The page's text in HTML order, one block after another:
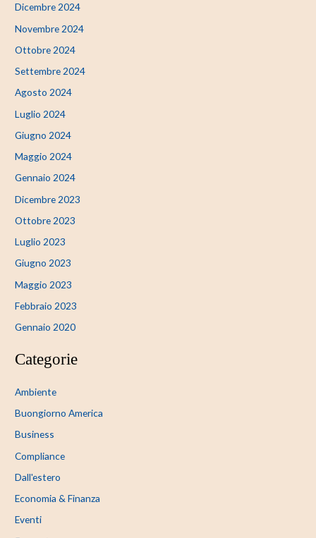
Dicembre 2024
Novembre 2024
Ottobre 2024
Settembre 2024
Agosto 2024
Luglio 2024
Giugno 2024
Maggio 2024
Gennaio 2024
Dicembre 2023
Ottobre 2023
Luglio 2023
Giugno 2023
Maggio 2023
Febbraio 2023
Gennaio 2020
Categorie
Ambiente
Buongiorno America
Business
Compliance
Dall'estero
Economia & Finanza
Eventi